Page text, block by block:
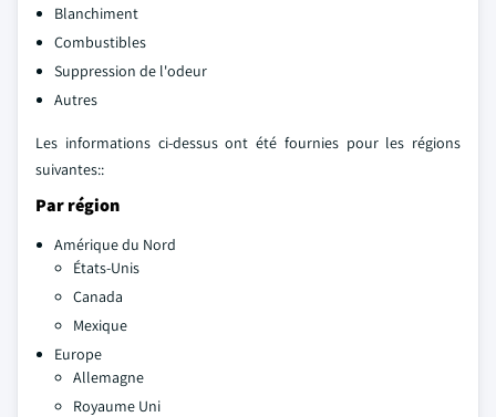
Blanchiment
Combustibles
Suppression de l'odeur
Autres
Les informations ci-dessus ont été fournies pour les régions
suivantes::
Par région
Amérique du Nord
États-Unis
Canada
Mexique
Europe
Allemagne
Royaume Uni